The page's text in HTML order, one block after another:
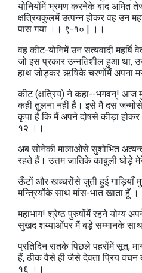
योनियोंमें भ्रमण करनेके बाद अमित
क्षत्रियकुलमें उत्पन्न होकर वह उन
पास गया ।। ९-१० | ।।
वह कीट-योनिमें उन सत्यवादी
जो इस प्रकार उन्नतिशील हुआ था,
हाथ जोड़कर ऋषिके चरणोंमें अपना
कीट (क्षत्रिय) ने कहा--भगवन्‌! आज
कहीं तुलना नहीं है। इसे मैं दस
कृपा है कि मैं अपने दोषसे कीड़ा
१२ ।।
अब सोनेकी मालाओंसे सुशोभित
रहते हैं। उत्तम जातिके काबुली घोड़े
ऊँटों और खच्चरोंसे जुती हुई गाड़ियाँ
मन्त्रियोंके साथ मांस-भात खाता हूँ
महाभाग! श्रेष्ठ पुरुषोंमें रहने योग्य
सुखद शय्याओंपर मैं बड़े सम्मानके
प्रतिदिन रातके पिछले पहरोंमें सूत,
हैं, ठीक वैसे ही जैसे देवता प्रिय
१६ ।।